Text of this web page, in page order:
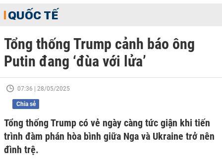
QUỐC TẾ
Tổng thống Trump cảnh báo ông
Putin đang ‘đùa với lửa’
07:36 | 28/05/2025
Chia sẻ
Tổng thống Trump có vẻ ngày càng tức giận khi tiến
trình đàm phán hòa bình giữa Nga và Ukraine trở nên
đình trệ.